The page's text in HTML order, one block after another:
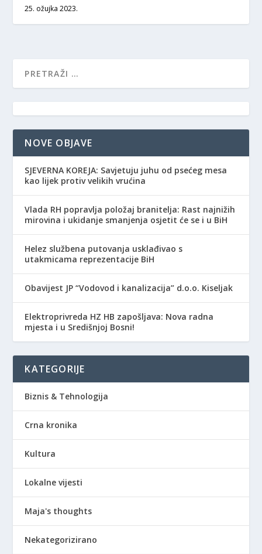
25. ožujka 2023.
NOVE OBJAVE
SJEVERNA KOREJA: Savjetuju juhu od psećeg mesa
kao lijek protiv velikih vrućina
Vlada RH popravlja položaj branitelja: Rast najnižih
mirovina i ukidanje smanjenja osjetit će se i u BiH
Helez službena putovanja usklađivao s
utakmicama reprezentacije BiH
Obavijest JP “Vodovod i kanalizacija” d.o.o. Kiseljak
Elektroprivreda HZ HB zapošljava: Nova radna
mjesta i u Središnjoj Bosni!
KATEGORIJE
Biznis & Tehnologija
Crna kronika
Kultura
Lokalne vijesti
Maja's thoughts
Nekategorizirano